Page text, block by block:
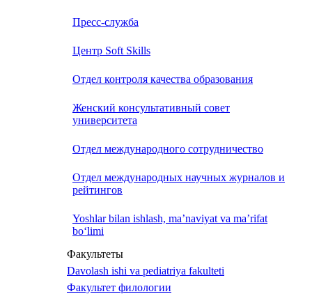
Пресс-служба
Центр Soft Skills
Отдел контроля качества образования
Женский консультативный совет
университета
Отдел международного сотрудничество
Отдел международных научных журналов и
рейтингов
Yoshlar bilan ishlash, ma’naviyat va ma’rifat
bo‘limi
Факультеты
Davolash ishi va pediatriya fakulteti
Факультет филологии